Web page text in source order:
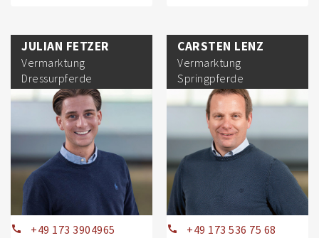
JULIAN FETZER
Vermarktung
Dressurpferde
+49 173 3904965
CARSTEN LENZ
Vermarktung
Springpferde
+49 173 536 75 68